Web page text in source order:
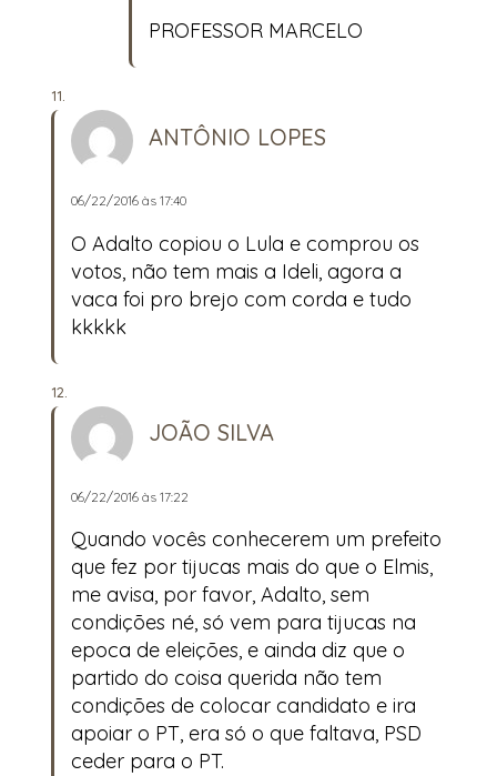
PROFESSOR MARCELO
ANTÔNIO LOPES
06/22/2016 às 17:40
O Adalto copiou o Lula e comprou os
votos, não tem mais a Ideli, agora a
vaca foi pro brejo com corda e tudo
kkkkk
JOÃO SILVA
06/22/2016 às 17:22
Quando vocês conhecerem um prefeito
que fez por tijucas mais do que o Elmis,
me avisa, por favor, Adalto, sem
condições né, só vem para tijucas na
epoca de eleições, e ainda diz que o
partido do coisa querida não tem
condições de colocar candidato e ira
apoiar o PT, era só o que faltava, PSD
ceder para o PT.